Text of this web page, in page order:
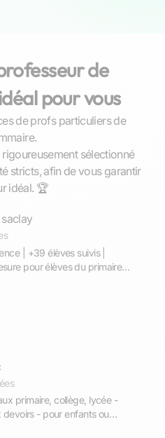
de
pour vous
de profs particuliers de
sélectionné
stricts, afin de vous garantir
idéal. 🏆
| +39 élèves suivis |
pour élèves du primaire,
du supérieur et préparation
efficace, progrès rapides
primaire, collège, lycée -
devoirs - pour enfants ou